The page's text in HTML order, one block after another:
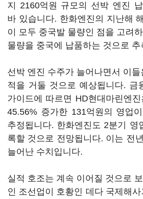
지 2160억원 규모의 선박 엔진
바 있습니다. 한화엔진의 지난해
이 모두 중국발 물량인 점을 고려
물량을 중국에 납품하는 것으로
선박 엔진 수주가 늘어나면서 이
적을 거둘 것으로 예상됩니다. 금
가이드에 따르면 HD현대마린엔진
45.56% 증가한 131억원의 영업
추정됩니다. 한화엔진도 2분기 영
록할 것으로 전망됩니다. 이는 전
늘어난 수치입니다.
실적 호조는 계속 이어질 것으로
인 조선업이 호황인 데다 국제해